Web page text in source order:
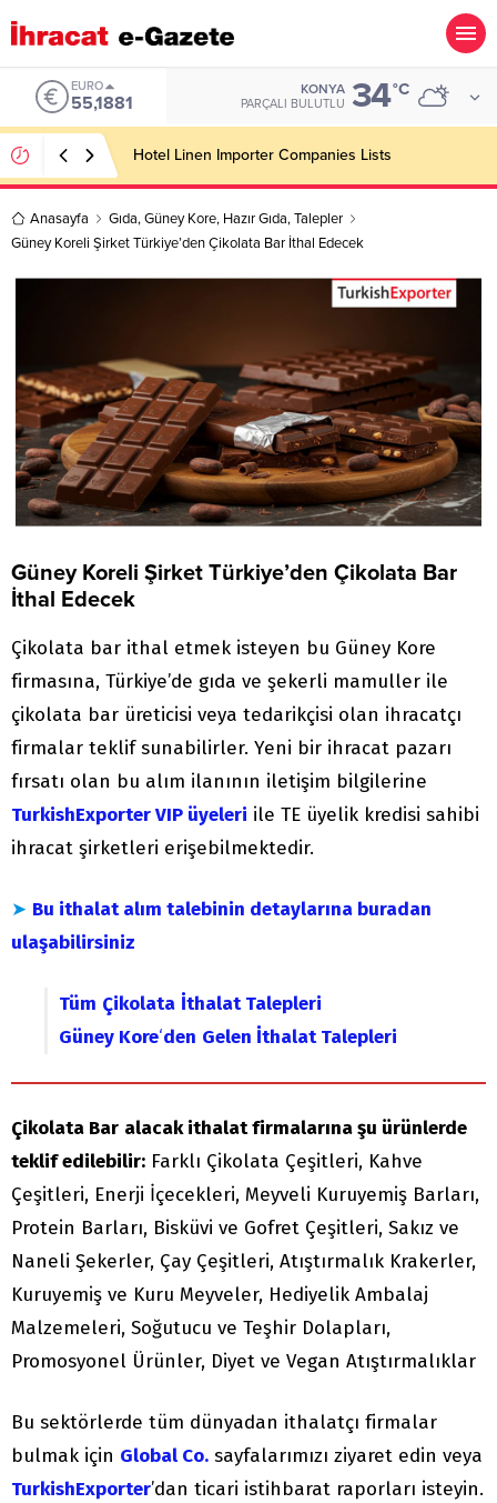
ALTIN
6.660,55
KONYA
PARÇALI BULUTLU 34°C
Soft Drink Importer Companies Lists
Anasayfa Gıda,Güney Kore, Hazır Gıda,Talepler
Güney Koreli Şirket Türkiye’den Çikolata Bar İthal Edecek
Güney Koreli Şirket Türkiye’den Çikolata Bar
İthal Edecek
Çikolata bar ithal etmek isteyen bu Güney Kore
firmasına, Türkiye’de gıda ve şekerli mamuller ile
çikolata bar üreticisi veya tedarikçisi olan ihracatçı
firmalar teklif sunabilirler. Yeni bir ihracat pazarı
fırsatı olan bu alım ilanının iletişim bilgilerine
TurkishExporter VIP üyeleri ile TE üyelik kredisi sahibi
ihracat şirketleri erişebilmektedir.
➤ Bu ithalat alım talebinin detaylarına buradan
ulaşabilirsiniz
Tüm Çikolata İthalat Talepleri
Güney Kore‘den Gelen İthalat Talepleri
Çikolata Bar alacak ithalat firmalarına şu ürünlerde
teklif edilebilir: Farklı Çikolata Çeşitleri, Kahve
Çeşitleri, Enerji İçecekleri, Meyveli Kuruyemiş Barları,
Protein Barları, Bisküvi ve Gofret Çeşitleri, Sakız ve
Naneli Şekerler, Çay Çeşitleri, Atıştırmalık Krakerler,
Kuruyemiş ve Kuru Meyveler, Hediyelik Ambalaj
Malzemeleri, Soğutucu ve Teşhir Dolapları,
Promosyonel Ürünler, Diyet ve Vegan Atıştırmalıklar
Bu sektörlerde tüm dünyadan ithalatçı firmalar
bulmak için Global Co. sayfalarımızı ziyaret edin veya
TurkishExporter’dan ticari istihbarat raporları isteyin.